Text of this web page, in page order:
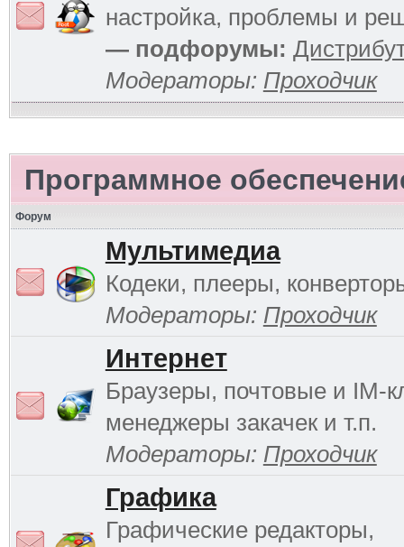
настройка, проблемы и
— подфорумы:
Модераторы: Проходчик
Программное
Форум
Мультимедиа
Кодеки, плееры,
Модераторы: Проходчик
Интернет
Браузеры, почтовые и IM-
менеджеры закачек и т.п.
Модераторы: Проходчик
Графика
Графические редакторы,